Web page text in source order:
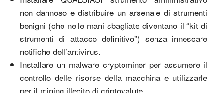
non dannoso e distribuire un arsenale di strumenti
benigni (che nelle mani sbagliate diventano il “kit di
strumenti di attacco definitivo”) senza innescare
notifiche dell’antivirus.
Installare un malware cryptominer per assumere il
controllo delle risorse della macchina e utilizzarle
per il mining illecito di criptovalute.